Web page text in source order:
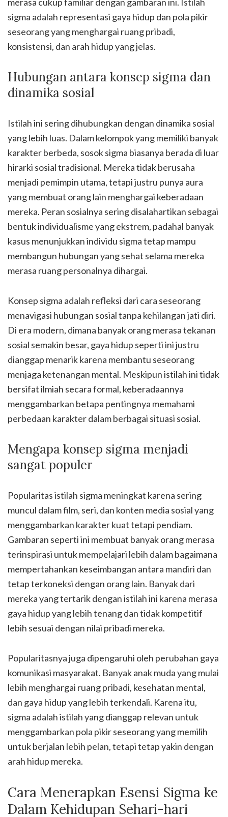
sigma adalah representasi gaya hidup dan pola pikir
seseorang yang menghargai ruang pribadi,
konsistensi, dan arah hidup yang jelas.
Hubungan antara konsep sigma dan
dinamika sosial
Istilah ini sering dihubungkan dengan dinamika sosial
yang lebih luas. Dalam kelompok yang memiliki banyak
karakter berbeda, sosok sigma biasanya berada di luar
hirarki sosial tradisional. Mereka tidak berusaha
menjadi pemimpin utama, tetapi justru punya aura
yang membuat orang lain menghargai keberadaan
mereka. Peran sosialnya sering disalahartikan sebagai
bentuk individualisme yang ekstrem, padahal banyak
kasus menunjukkan individu sigma tetap mampu
membangun hubungan yang sehat selama mereka
merasa ruang personalnya dihargai.
Konsep sigma adalah refleksi dari cara seseorang
menavigasi hubungan sosial tanpa kehilangan jati diri.
Di era modern, dimana banyak orang merasa tekanan
sosial semakin besar, gaya hidup seperti ini justru
dianggap menarik karena membantu seseorang
menjaga ketenangan mental. Meskipun istilah ini tidak
bersifat ilmiah secara formal, keberadaannya
menggambarkan betapa pentingnya memahami
perbedaan karakter dalam berbagai situasi sosial.
Mengapa konsep sigma menjadi
sangat populer
Popularitas istilah sigma meningkat karena sering
muncul dalam film, seri, dan konten media sosial yang
menggambarkan karakter kuat tetapi pendiam.
Gambaran seperti ini membuat banyak orang merasa
terinspirasi untuk mempelajari lebih dalam bagaimana
mempertahankan keseimbangan antara mandiri dan
tetap terkoneksi dengan orang lain. Banyak dari
mereka yang tertarik dengan istilah ini karena merasa
gaya hidup yang lebih tenang dan tidak kompetitif
lebih sesuai dengan nilai pribadi mereka.
Popularitasnya juga dipengaruhi oleh perubahan gaya
komunikasi masyarakat. Banyak anak muda yang mulai
lebih menghargai ruang pribadi, kesehatan mental,
dan gaya hidup yang lebih terkendali. Karena itu,
sigma adalah istilah yang dianggap relevan untuk
menggambarkan pola pikir seseorang yang memilih
untuk berjalan lebih pelan, tetapi tetap yakin dengan
arah hidup mereka.
Cara Menerapkan Esensi Sigma ke
Dalam Kehidupan Sehari-hari